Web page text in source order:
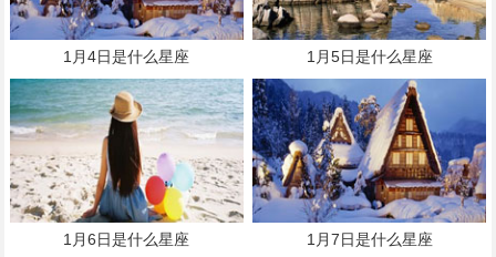
1月4日是什么星座 1月5日是什么星座
1月6日是什么星座 1月7日是什么星座